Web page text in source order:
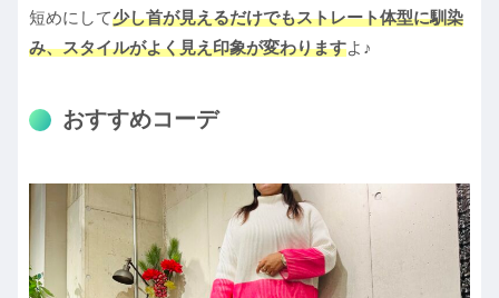
短めにして少し首が見えるだけでもストレート体型に馴染
み、スタイルがよく見え印象が変わりますよ♪
おすすめコーデ